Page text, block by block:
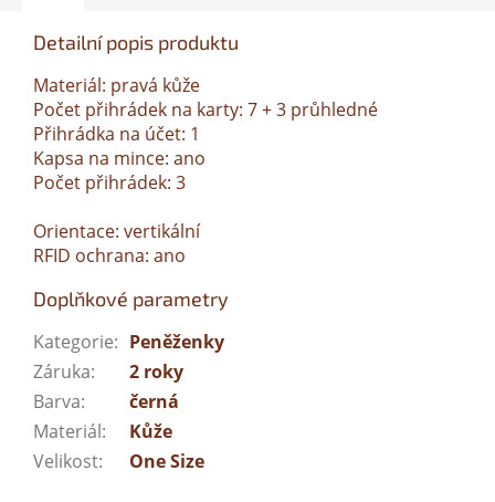
Detailní popis produktu
Materiál: pravá kůže
Počet přihrádek na karty: 7 + 3 průhledné
Přihrádka na účet: 1
Kapsa na mince: ano
Počet přihrádek: 3
Orientace: vertikální
RFID ochrana: ano
Doplňkové parametry
Kategorie: Peněženky
Záruka:
2 roky
Barva:
černá
Materiál:
Kůže
Velikost: One Size